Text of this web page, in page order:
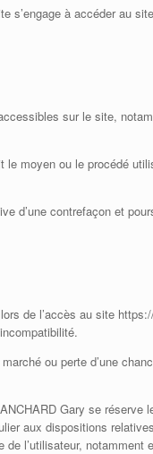
s’engage à accéder au
sur le site,
moyen ou le procédé
d’une contrefaçon et
de l’accès au site
ou perte d’une
Gary se réserve
aux dispositions
l’utilisateur, notamment